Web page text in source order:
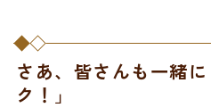
さあ、皆さんも一緒
ク！」